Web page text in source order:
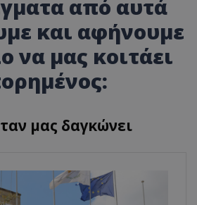
από αυτά
και αφήνουμε
να μας κοιτάει
μας δαγκώνει